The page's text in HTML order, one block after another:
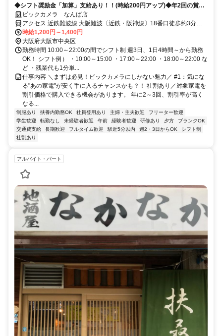
◆シフト奨励金「加算」支給あり！！(時給200円アップ)◆年2回の賞与
あり！(当社規定有)◆社割制度あり！◆未経験OK！◆駅徒歩2分！◆各
種手当も充実！
ビックカメラ なんば店
アクセス 近鉄難波線 大阪難波〔近鉄・阪神線〕18番口徒歩約3分、
OsakaMetro御堂筋線 なんば〔Osaka18番口徒歩約3分、近鉄難波線
近鉄日本橋5番口徒歩約5分
時給1,200円～1,400円
大阪府大阪市中央区
勤務時間 10:00～22:00の間でシフト制 週3日、1日4時間～から勤務
OK！ シフト例） ・10:00～15:00 ・17:00～22:00 ・18:00～22:00 な
ど ・残業代も1分単...
仕事内容 ＼まずは必見！ビックカメラにしかない魅力／ #1：気にな
る"あの家電"が安く手に入るチャンスかも？！ 社割あり／対象家電を
割引価格で購入できる機会があります。 年に2～3回、割引率が高く
なる...
制服あり 扶養内勤務OK 社員登用あり 主婦・主夫歓迎
フリーター歓迎
学生歓迎
転勤なし 未経験者歓迎 午前 経験者歓迎 研修あり 夕方
ブランクOK
交通費支給
長期歓迎 フルタイム歓迎 駅近5分以内 週2・3日からOK
シフト制
社割あり
アルバイト・パート